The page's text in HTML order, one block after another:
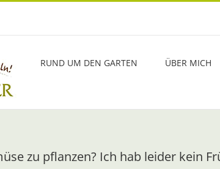
RUND UM DEN GARTEN ÜBER MICH
zu pflanzen? Ich hab leider kein